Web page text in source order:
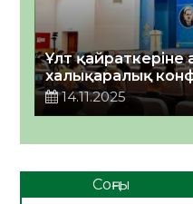
Ұлт қайраткеріне
халықаралық
14.11.2025
Соңғы